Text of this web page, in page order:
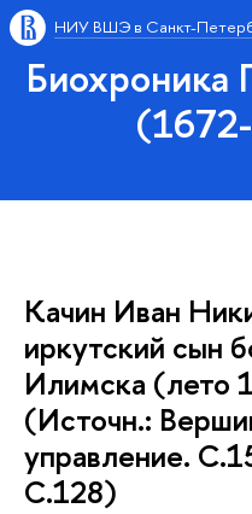
НИУ ВШЭ в Санкт-
Биохроника
Качин Иван
иркутский сын
Илимска (лето
(Источн.:
управление.
С.128)